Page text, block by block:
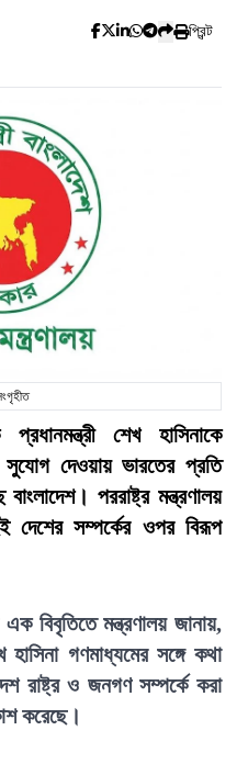
প্রিন্ট
শেখ হাসিনাকে
সুযোগ দেওয়ায় ভারতের প্রতি
পররাষ্ট্র মন্ত্রণালয়
সম্পর্কের ওপর বিরূপ
বিবৃতিতে মন্ত্রণালয় জানায়,
গণমাধ্যমের সঙ্গে কথা
রাষ্ট্র ও জনগণ সম্পর্কে করা
করেছে।